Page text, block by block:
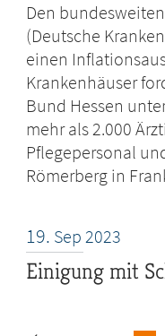
Den
(Deutsche
einen
Krankenhäuser
Bund Hessen
mehr als 2.000
Pflegepersonal
Römerberg in
19. Sep 2023
Einigung mit